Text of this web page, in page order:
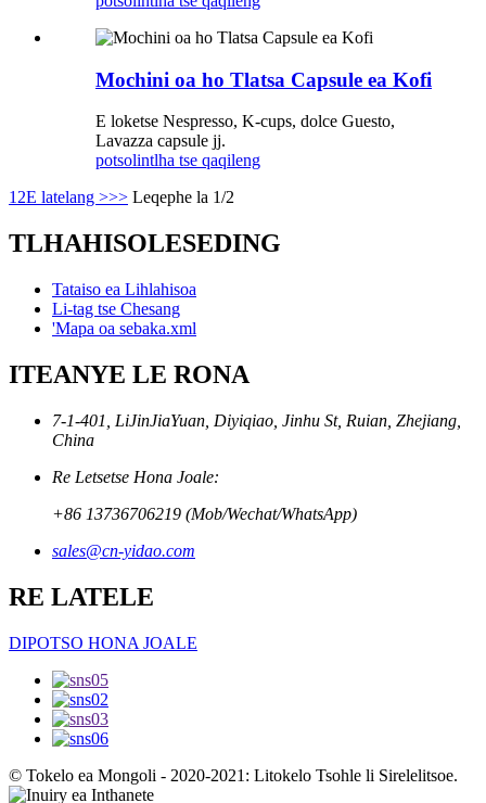
Mochini oa ho Tlatsa Capsule ea Kofi
E loketse Nespresso, K-cups, dolce Guesto,
Lavazza capsule jj.
potsolintlha tse qaqileng
1 2E latelang >>> Leqephe la 1/2
TLHAHISOLESEDING
Tataiso ea Lihlahisoa
Li-tag tse Chesang
'Mapa oa sebaka.xml
ITEANYE LE RONA
7-1-401, LiJinJiaYuan, Diyiqiao, Jinhu St, Ruian, Zhejiang,
China
Re Letsetse Hona Joale:
+86 13736706219 (Mob/Wechat/WhatsApp)
sales@cn-yidao.com
RE LATELE
DIPOTSO HONA JOALE
© Tokelo ea Mongoli - 2020-2021: Litokelo Tsohle li Sirelelitsoe.